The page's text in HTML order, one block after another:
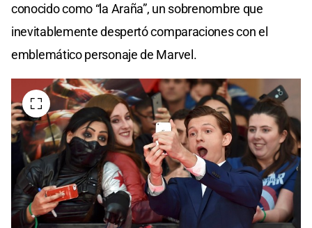
conocido como “la Araña”, un sobrenombre que
inevitablemente despertó comparaciones con el
emblemático personaje de Marvel.